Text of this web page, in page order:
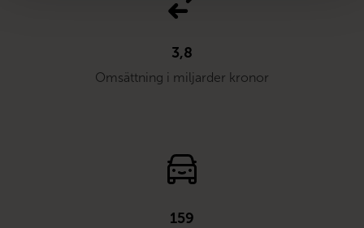
3,8
Omsättning i miljarder kronor
159